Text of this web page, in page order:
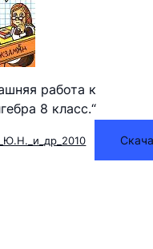
работа к
8 класс.“